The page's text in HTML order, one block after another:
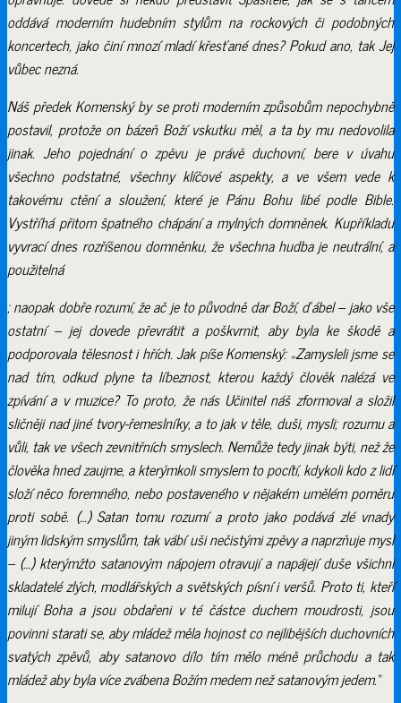
oddává moderním hudebním stylům na rockových či podobných
koncertech, jako činí mnozí mladí křesťané dnes? Pokud ano, tak Jej
vůbec nezná.
Náš předek Komenský by se proti moderním způsobům nepochybně
postavil, protože on bázeň Boží vskutku měl, a ta by mu nedovolila
jinak. Jeho pojednání o zpěvu je právě duchovní, bere v úvahu
všechno podstatné, všechny klíčové aspekty, a ve všem vede k
takovému ctění a sloužení, které je Pánu Bohu libé podle Bible.
Vystříhá přitom špatného chápání a mylných domněnek. Kupříkladu
vyvrací dnes rozříšenou domněnku, že všechna hudba je neutrální, a
použitelná
; naopak dobře rozumí, že ač je to původně dar Boží, ďábel – jako vše
ostatní – jej dovede převrátit a poškvrnit, aby byla ke škodě a
podporovala tělesnost i hřích. Jak píše Komenský: „Zamysleli jsme se
nad tím, odkud plyne ta líbeznost, kterou každý člověk nalézá ve
zpívání a v muzice? To proto, že nás Učinitel náš zformoval a složil
sličněji nad jiné tvory-řemeslníky, a to jak v těle, duši, mysli; rozumu a
vůli, tak ve všech zevnitřních smyslech. Nemůže tedy jinak býti, než že
člověka hned zaujme, a kterýmkoli smyslem to pocítí, kdykoli kdo z lidí
složí něco foremného, nebo postaveného v nějakém umělém poměru
proti sobě. (…) Satan tomu rozumí a proto jako podává zlé vnady
jiným lidským smyslům, tak vábí uši nečistými zpěvy a naprzňuje mysl
– (…) kterýmžto satanovým nápojem otravují a napájejí duše všichni
skladatelé zlých, modlářských a světských písní i veršů. Proto ti, kteří
milují Boha a jsou obdařeni v té částce duchem moudrosti, jsou
povinni starati se, aby mládež měla hojnost co nejlibějších duchovních
svatých zpěvů, aby satanovo dílo tím mělo méně průchodu a tak
mládež aby byla více zvábena Božím medem než satanovým jedem.“